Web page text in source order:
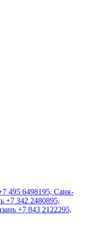
495 6498195, Санк-
+7 342 2480895,
+7 843 2122295,